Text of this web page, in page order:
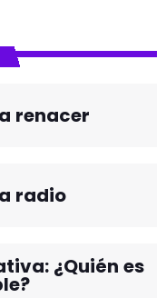
renacer
radio
¿Quién es